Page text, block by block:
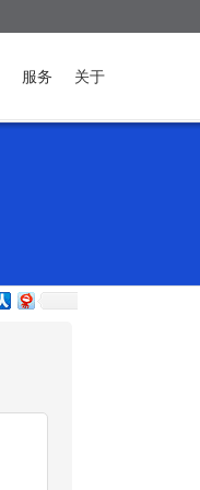
服务 关于